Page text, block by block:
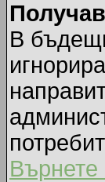
В
Върнете